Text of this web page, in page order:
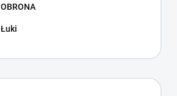
OBRONA
Łuki